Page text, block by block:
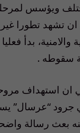
ويؤسس
ان تشهد تطورا
والامنية، بدأ
سقوطه .
استهداف
“عرسال”
منه بعث رسالة